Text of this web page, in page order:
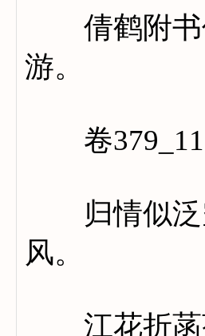
倩鹤附书
游。
卷379_11
归情似泛
风。
江花折菡